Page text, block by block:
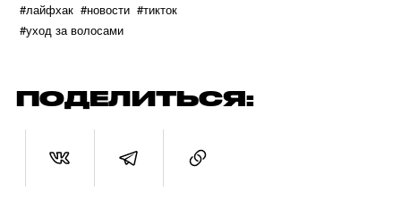
#лайфхак #новости #тикток
#уход за волосами
ПОДЕЛИТЬСЯ: